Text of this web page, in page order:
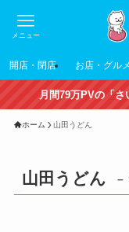
メニュー
開店・閉店 お店・グル
月間79万PVの「さ
ホーム 山田うどん
山田うどん –